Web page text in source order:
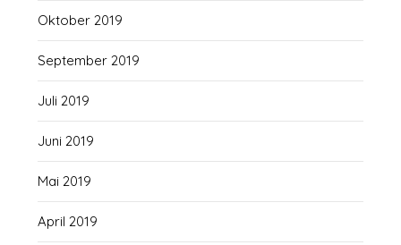
Oktober 2019
September 2019
Juli 2019
Juni 2019
Mai 2019
April 2019